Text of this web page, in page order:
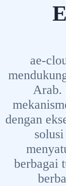
ae-
Arab.
dengan
berbagai